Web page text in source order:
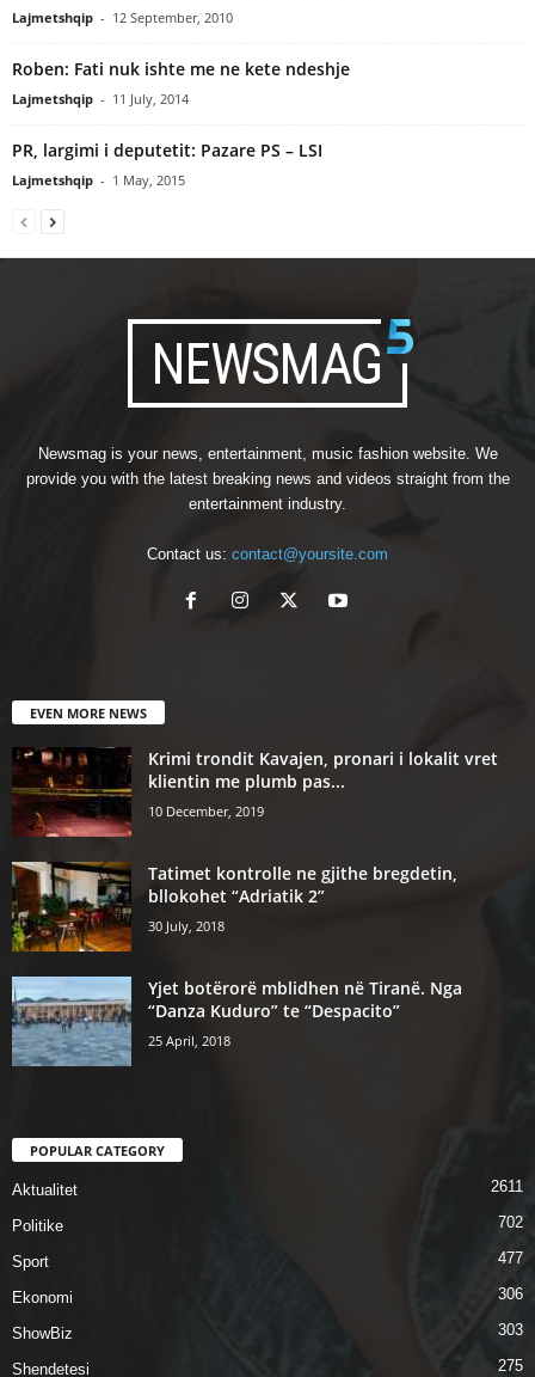
Lajmetshqip - 12 September, 2010
Roben: Fati nuk ishte me ne kete ndeshje
Lajmetshqip - 11 July, 2014
PR, largimi i deputetit: Pazare PS – LSI
Lajmetshqip - 1 May, 2015
Newsmag is your news, entertainment, music fashion website. We
provide you with the latest breaking news and videos straight from the
entertainment industry.
Contact us: contact@yoursite.com
EVEN MORE NEWS
Krimi trondit Kavajen, pronari i lokalit vret
klientin me plumb pas...
10 December, 2019
Tatimet kontrolle ne gjithe bregdetin,
bllokohet “Adriatik 2”
30 July, 2018
Yjet botërorë mblidhen në Tiranë. Nga
“Danza Kuduro” te “Despacito”
25 April, 2018
POPULAR CATEGORY
Aktualitet 2611
Politike 702
Sport 477
Ekonomi 306
ShowBiz 303
Shendetesi 275